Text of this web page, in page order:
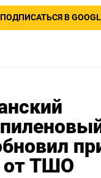
ПОДПИСАТЬСЯ В
от ТШО